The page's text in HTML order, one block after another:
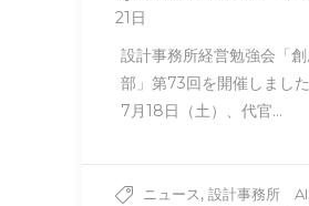
21日
設計事務所経営勉強会「
部」第73回を開催しまし
7月18日（土）、代官…
ニュース, 設計事務所 AI